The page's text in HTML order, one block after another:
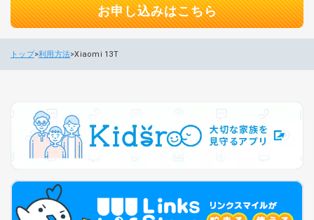
お申し込みはこちら
トップ 利用方法 Xiaomi 13T